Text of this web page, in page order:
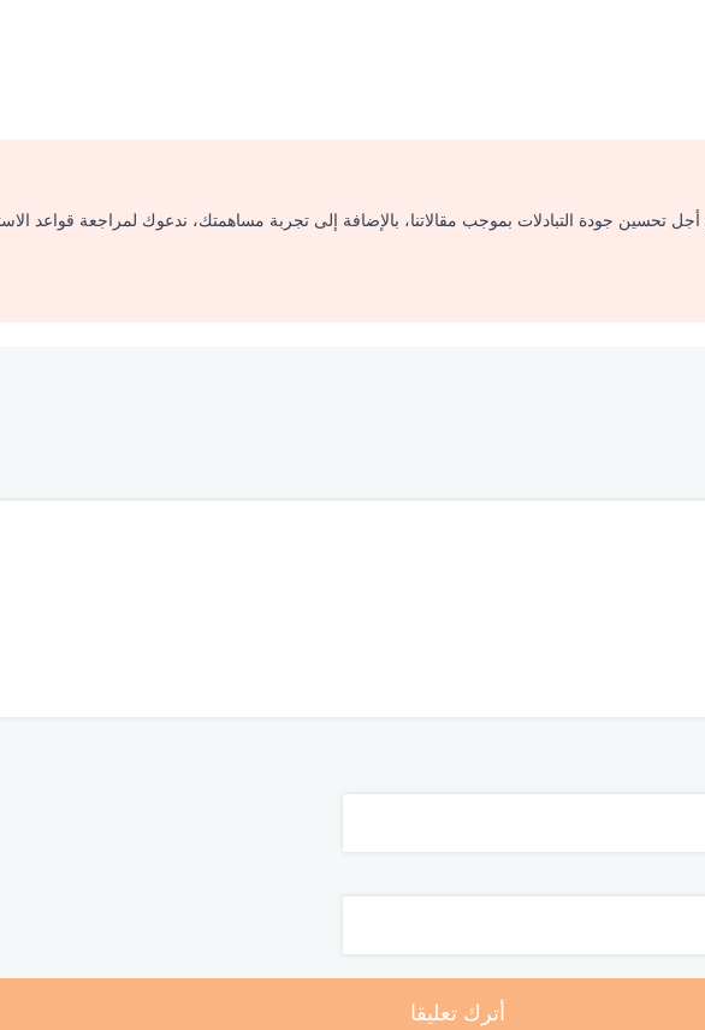
تحسين جودة التبادلات بموجب مقالاتنا، بالإضافة إلى تجربة مساهمتك، ندعوك لمراجعة قواعد
أترك تعليقا